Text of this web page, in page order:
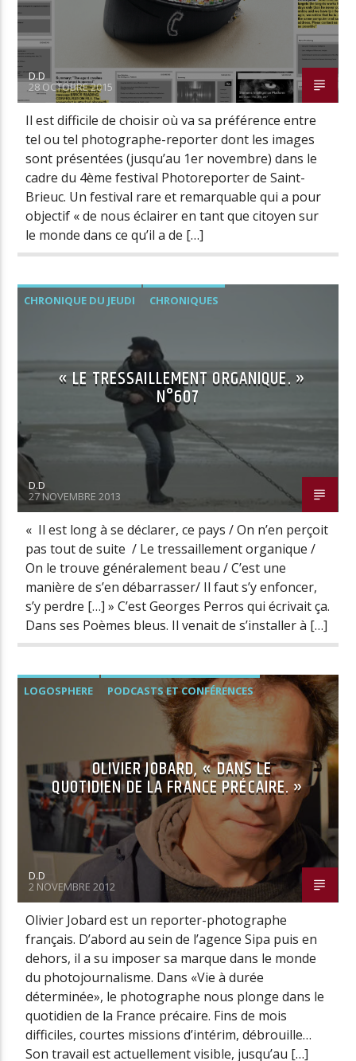
D.D
28 OCTOBRE 2015
Il est difficile de choisir où va sa préférence entre
tel ou tel photographe-reporter dont les images
sont présentées (jusqu’au 1er novembre) dans le
cadre du 4ème festival Photoreporter de Saint-
Brieuc. Un festival rare et remarquable qui a pour
objectif « de nous éclairer en tant que citoyen sur
le monde dans ce qu’il a de […]
CHRONIQUE DU JEUDI CHRONIQUES
« LE TRESSAILLEMENT ORGANIQUE. »
N°607
D.D
27 NOVEMBRE 2013
« Il est long à se déclarer, ce pays / On n’en perçoit
pas tout de suite / Le tressaillement organique /
On le trouve généralement beau / C’est une
manière de s’en débarrasser/ Il faut s’y enfoncer,
s’y perdre […] » C’est Georges Perros qui écrivait ça.
Dans ses Poèmes bleus. Il venait de s’installer à […]
LOGOSPHERE PODCASTS ET CONFÉRENCES
OLIVIER JOBARD, « DANS LE
QUOTIDIEN DE LA FRANCE PRÉCAIRE. »
D.D
2 NOVEMBRE 2012
Olivier Jobard est un reporter-photographe
français. D’abord au sein de l’agence Sipa puis en
dehors, il a su imposer sa marque dans le monde
du photojournalisme. Dans «Vie à durée
déterminée», le photographe nous plonge dans le
quotidien de la France précaire. Fins de mois
difficiles, courtes missions d’intérim, débrouille…
Son travail est actuellement visible, jusqu’au […]